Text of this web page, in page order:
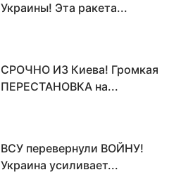
Украины! Эта ракета...
СРОЧНО ИЗ Киева! Громкая
ПЕРЕСТАНОВКА на...
ВСУ перевернули ВОЙНУ!
Украина усиливает...